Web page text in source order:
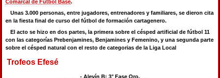
Comarcal de Fútbol Base.
Unas 3.000 personas, entre jugadores, entrenadores y familiares, se dieron cita
en la fiesta final de curso del fútbol de formación cartagenero.
El acto se hizo en dos partes, la primera sobre el césped artificial de fútbol 11
con las categorías Prebenjamines, Benjamines y Femenino, y una segunda parte
sobre el césped natural con el resto de categorias de la Liga Local
Trofeos Efesé
- Alevín B: 3° Fase Oro.